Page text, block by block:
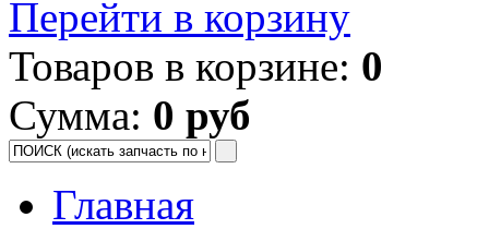
Перейти в корзину
Товаров в корзине: 0
Сумма: 0 руб
Главная